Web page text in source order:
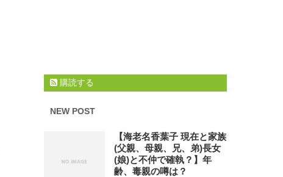
購読する
NEW POST
【海老名香葉子 現在と家族
(父親、母親、兄、弟)長女
(娘)と不仲で確執？】年
齢、毒親の噂は？